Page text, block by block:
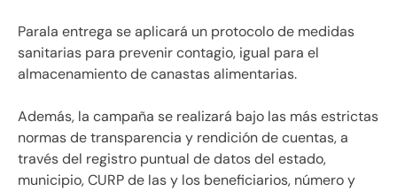
Parala entrega se aplicará un protocolo de medidas
sanitarias para prevenir contagio, igual para el
almacenamiento de canastas alimentarias.
Además, la campaña se realizará bajo las más estrictas
normas de transparencia y rendición de cuentas, a
través del registro puntual de datos del estado,
municipio, CURP de las y los beneficiarios, número y